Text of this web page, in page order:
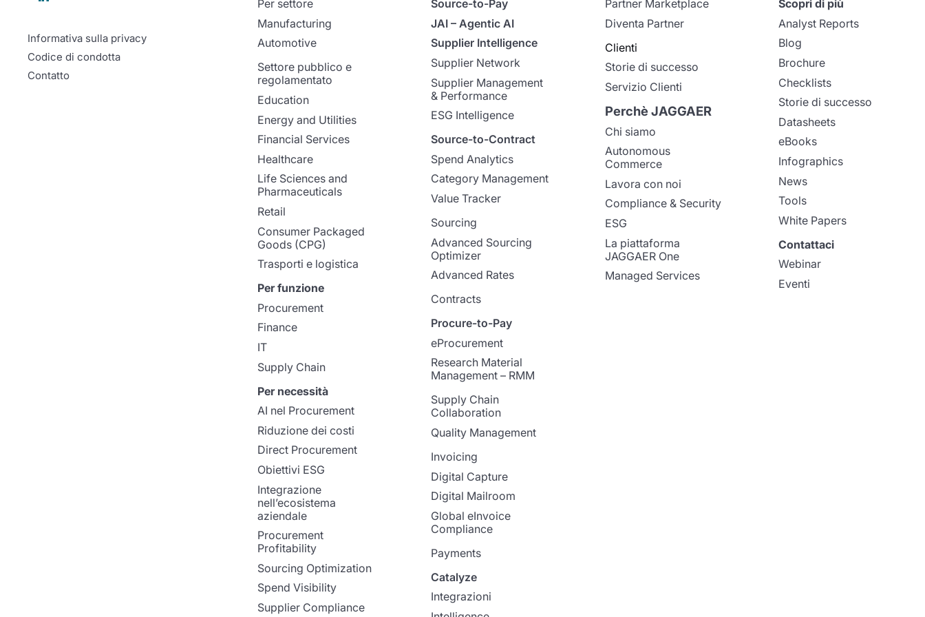
Informativa sulla privacy
Codice di condotta
Contatto
Per settore
Manufacturing
Automotive
Settore pubblico e
regolamentato
Education
Energy and Utilities
Financial Services
Healthcare
Life Sciences and
Pharmaceuticals
Retail
Consumer Packaged
Goods (CPG)
Trasporti e logistica
Per funzione
Procurement
Finance
IT
Supply Chain
Per necessità
AI nel Procurement
Riduzione dei costi
Direct Procurement
Obiettivi ESG
Integrazione
nell’ecosistema
aziendale
Procurement
Profitability
Sourcing Optimization
Spend Visibility
Supplier Compliance
Source-to-Pay
JAI – Agentic AI
Supplier Intelligence
Supplier Network
Supplier Management
& Performance
ESG Intelligence
Source-to-Contract
Spend Analytics
Category Management
Value Tracker
Sourcing
Advanced Sourcing
Optimizer
Advanced Rates
Contracts
Procure-to-Pay
eProcurement
Research Material
Management – RMM
Supply Chain
Collaboration
Quality Management
Invoicing
Digital Capture
Digital Mailroom
Global eInvoice
Compliance
Payments
Catalyze
Integrazioni
Partner Marketplace
Diventa Partner
Clienti
Storie di successo
Servizio Clienti
Perchè JAGGAER
Chi siamo
Autonomous
Commerce
Lavora con noi
Compliance & Security
ESG
La piattaforma
JAGGAER One
Managed Services
Scopri di più
Analyst Reports
Blog
Brochure
Checklists
Storie di successo
Datasheets
eBooks
Infographics
News
Tools
White Papers
Contattaci
Webinar
Eventi